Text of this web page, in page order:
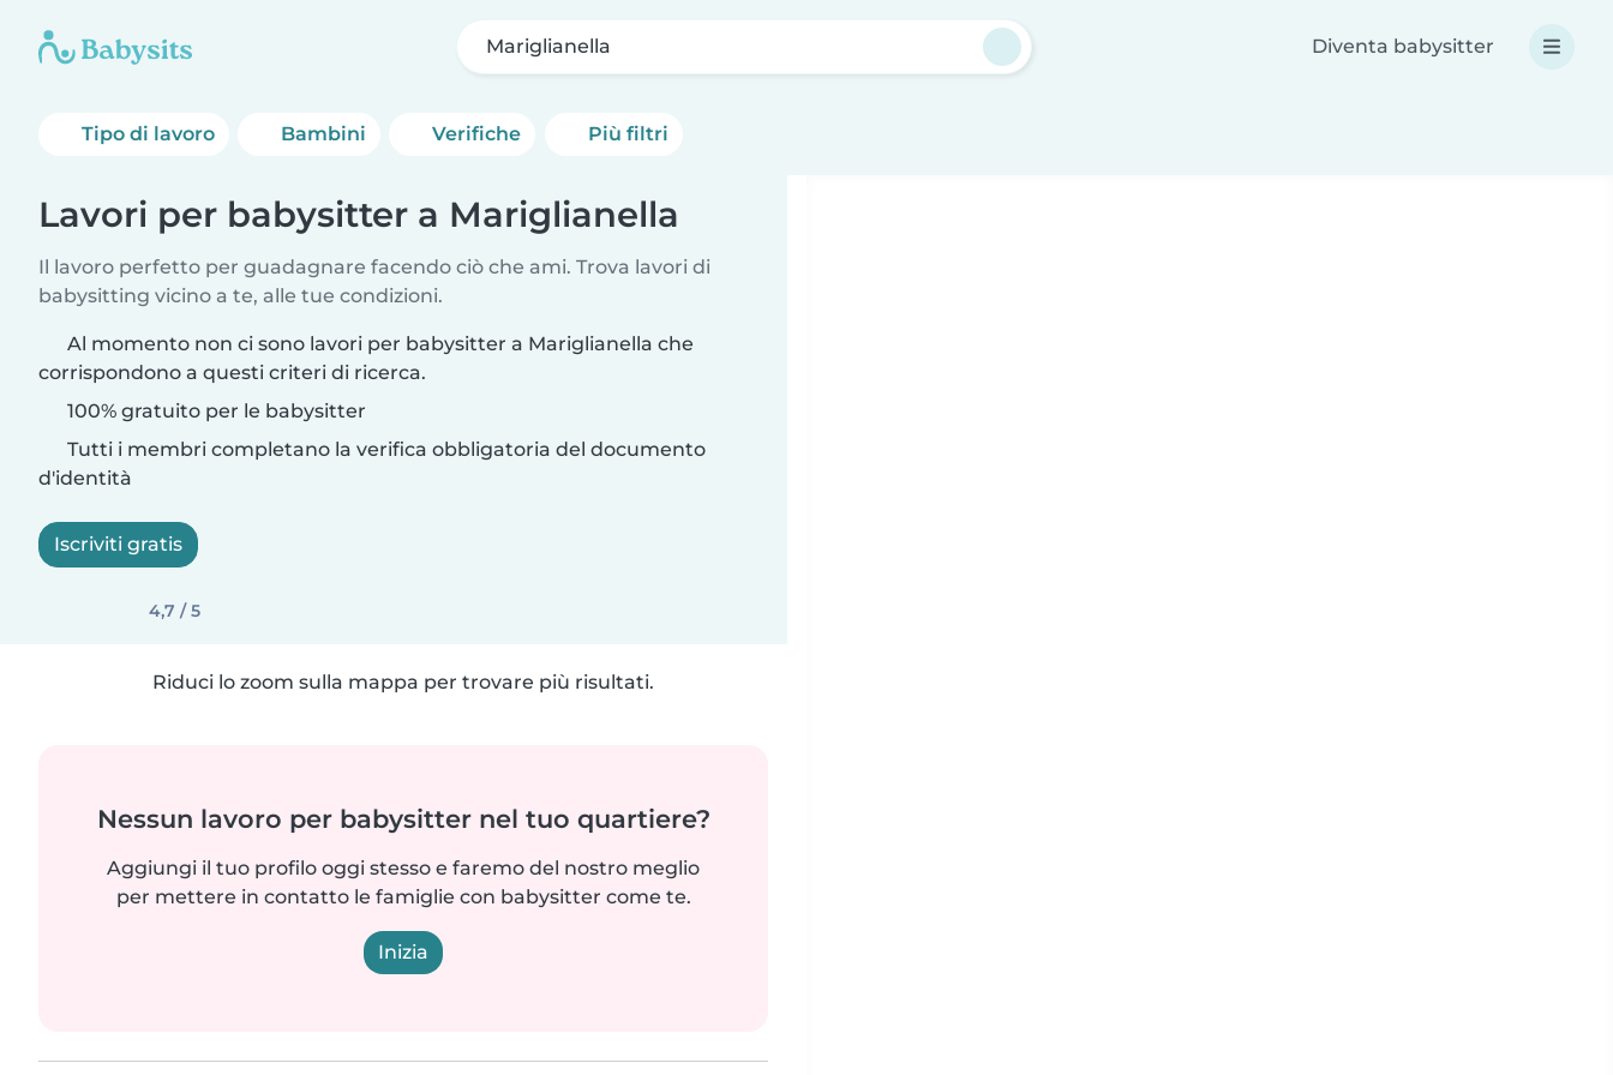
Mariglianella Diventa babysitter
Tipo di lavoro Bambini Verifiche Più filtri
Lavori per babysitter a Mariglianella
Il lavoro perfetto per guadagnare facendo ciò che ami. Trova lavori di
babysitting vicino a te, alle tue condizioni.
Al momento non ci sono lavori per babysitter a Mariglianella che
corrispondono a questi criteri di ricerca.
100% gratuito per le babysitter
Tutti i membri completano la verifica obbligatoria del documento
d'identità
Iscriviti gratis
4,7 / 5
Riduci lo zoom sulla mappa per trovare più risultati.
Nessun lavoro per babysitter nel tuo quartiere?
Aggiungi il tuo profilo oggi stesso e faremo del nostro meglio
per mettere in contatto le famiglie con babysitter come te.
Inizia